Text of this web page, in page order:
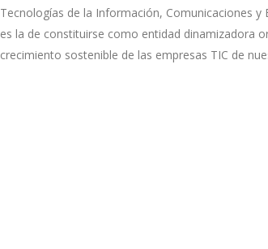
Tecnologías de la Información, Comunicaciones y
es la de constituirse como entidad dinamizadora
crecimiento sostenible de las empresas TIC de